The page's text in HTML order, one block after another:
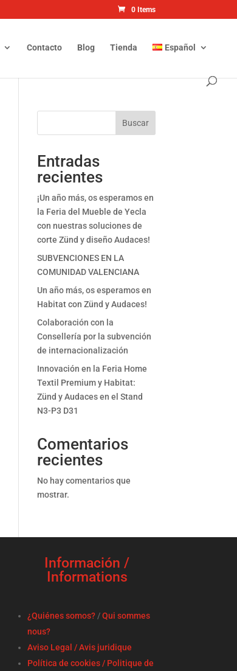
0 Items
Contacto Blog Tienda Español
Buscar
Entradas
recientes
¡Un año más, os esperamos en
la Feria del Mueble de Yecla
con nuestras soluciones de
corte Zünd y diseño Audaces!
SUBVENCIONES EN LA
COMUNIDAD VALENCIANA
Un año más, os esperamos en
Habitat con Zünd y Audaces!
Colaboración con la
Consellería por la subvención
de internacionalización
Innovación en la Feria Home
Textil Premium y Habitat:
Zünd y Audaces en el Stand
N3-P3 D31
Comentarios
recientes
No hay comentarios que
mostrar.
Información /
Informations
¿Quiénes somos?/Qui sommes
nous?
Aviso Legal / Avis juridique
Política de cookies / Politique de